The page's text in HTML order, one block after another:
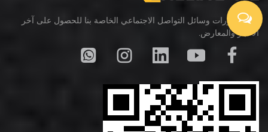
تابع منشورات وسائل التواصل الاجتماعي الخاصة بنا للحصول على آخر
الأخبار والمعارض.